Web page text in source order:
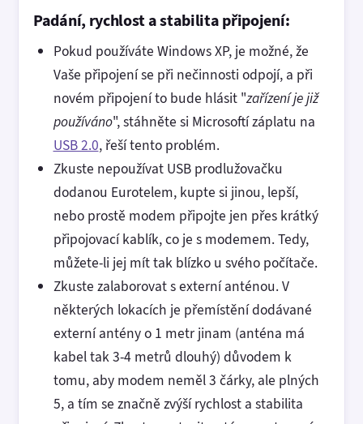
Padání, rychlost a stabilita připojení:
Pokud používáte Windows XP, je možné, že
Vaše připojení se při nečinnosti odpojí, a při
novém připojení to bude hlásit "zařízení je již
používáno", stáhněte si Microsoftí záplatu na
USB 2.0, řeší tento problém.
Zkuste nepoužívat USB prodlužovačku
dodanou Eurotelem, kupte si jinou, lepší,
nebo prostě modem připojte jen přes krátký
připojovací kablík, co je s modemem. Tedy,
můžete-li jej mít tak blízko u svého počítače.
Zkuste zalaborovat s externí anténou. V
některých lokacích je přemístění dodávané
externí antény o 1 metr jinam (anténa má
kabel tak 3-4 metrů dlouhý) důvodem k
tomu, aby modem neměl 3 čárky, ale plných
5, a tím se značně zvýší rychlost a stabilita